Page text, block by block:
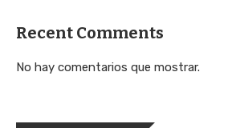
Recent Comments
No hay comentarios que mostrar.